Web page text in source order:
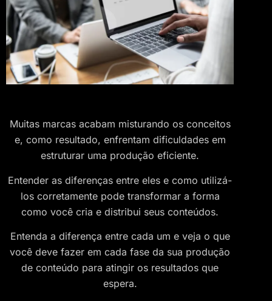
Muitas marcas acabam misturando os conceitos
e, como resultado, enfrentam dificuldades em
estruturar uma produção eficiente.
Entender as diferenças entre eles e como utilizá-
los corretamente pode transformar a forma
como você cria e distribui seus conteúdos.
Entenda a diferença entre cada um e veja o que
você deve fazer em cada fase da sua produção
de conteúdo para atingir os resultados que
espera.